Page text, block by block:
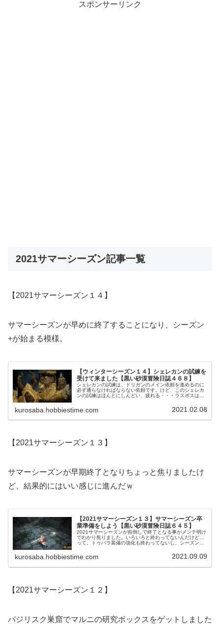
スポンサーリンク
2021サマーシーズン記事一覧
【2021サマーシーズン１４】
サマーシーズンが早めに終了することになり、シーズン
+が始まる模様。
【ウィンターシーズン１４】シェレカンの試練を
受けて来ました【黒い砂漠冒険日誌４６８】
シェレカンの試練は、ドリガンのメイン依頼を進めるのに
必ず通らなければならない依頼です。けど、このシェレカ
ンの試練はほんとにしんどい、疲れる・・・ラスボスはこ
すｗ毎回苦戦しますが、今回はちょっと違った。
kurosaba.hobbiestime.com 2021.02.08
【2021サマーシーズン１３】
サマーシーズンが早期終了となりちょっと焦りましたけ
ど、結果的にはいい感じに進んだｗ
【2021サマーシーズン１３】サマーシーズン卒
業準備をしよう【黒い砂漠冒険日誌６４５】
2021サマーシーズンが前倒しで終了となる事がメンテ明け
でわかり焦りました。いろいろと終わってないんだけど…
って。トゥバラ装備の強化も終わってないし、シーズンパ
かもですが、早期終了のおかげで前進してたりします。
kurosaba.hobbiestime.com 2021.09.09
【2021サマーシーズン１２】
バジリスク巣窟でマルニの研究ボックスをゲットしました